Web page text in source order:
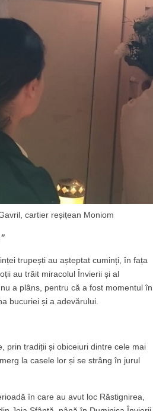
cartier reșițean Moniom
trupești au așteptat cuminți, în fața
au trăit miracolul Învierii și al
a plâns, pentru că a fost momentul în
bucuriei și a adevărului.
prin tradiții și obiceiuri dintre cele mai
la casele lor și se strâng în jurul
în care au avut loc Răstignirea,